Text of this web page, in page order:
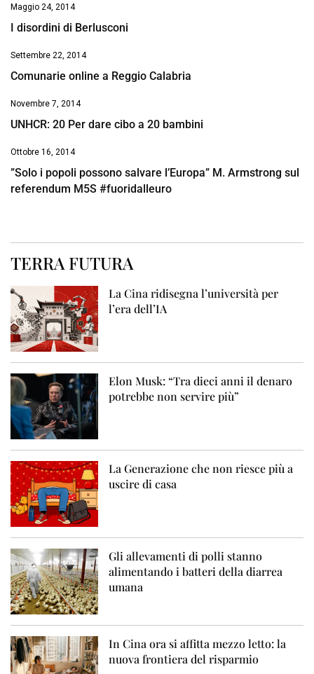
Maggio 24, 2014
I disordini di Berlusconi
Settembre 22, 2014
Comunarie online a Reggio Calabria
Novembre 7, 2014
UNHCR: 20 Per dare cibo a 20 bambini
Ottobre 16, 2014
”Solo i popoli possono salvare l’Europa” M. Armstrong sul
referendum M5S #fuoridalleuro
TERRA FUTURA
La Cina ridisegna l’università per
l’era dell’IA
Elon Musk: “Tra dieci anni il denaro
potrebbe non servire più”
La Generazione che non riesce più a
uscire di casa
Gli allevamenti di polli stanno
alimentando i batteri della diarrea
umana
In Cina ora si affitta mezzo letto: la
nuova frontiera del risparmio